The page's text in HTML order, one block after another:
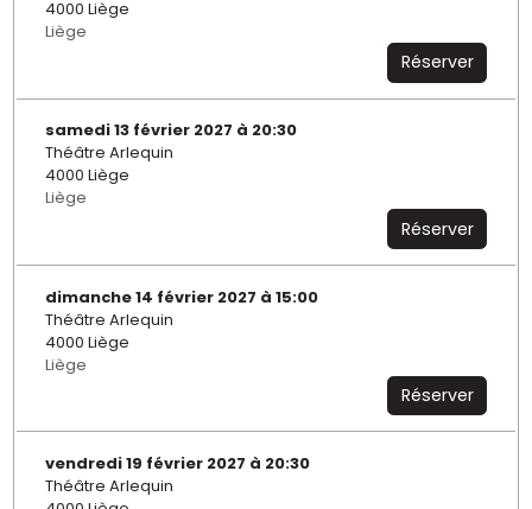
4000 Liège
Liège
Réserver
samedi 13 février 2027 à 20:30
Théâtre Arlequin
4000 Liège
Liège
Réserver
dimanche 14 février 2027 à 15:00
Théâtre Arlequin
4000 Liège
Liège
Réserver
vendredi 19 février 2027 à 20:30
Théâtre Arlequin